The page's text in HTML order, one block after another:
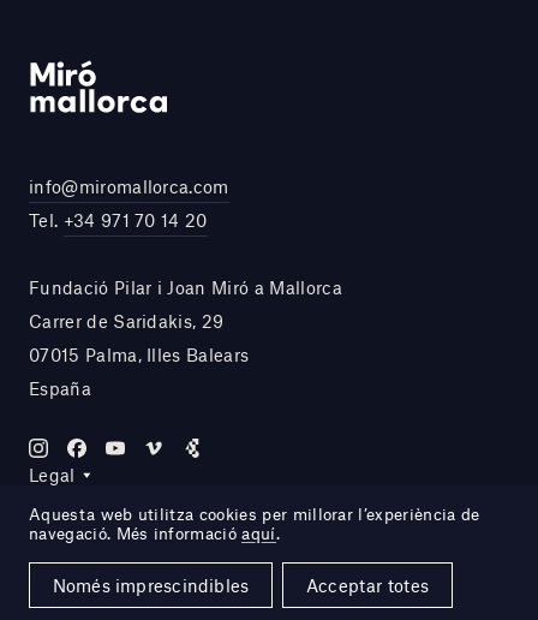
info@miromallorca.com
Tel. +34 971 70 14 20
Fundació Pilar i Joan Miró a Mallorca
Carrer de Saridakis, 29
07015 Palma, Illes Balears
España
Legal
Site by DOMO—A
Aquesta web utilitza cookies per millorar l’experiència de
navegació. Més informacióaquí.
Només imprescindibles Acceptar totes